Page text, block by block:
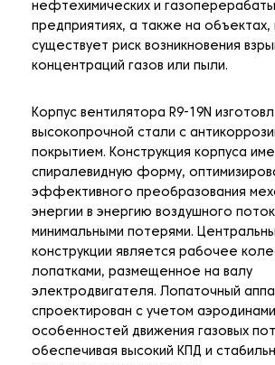
нефтехимических и
предприятиях, а также на объектах,
существует риск возникновения
концентраций газов или пыли.
Корпус вентилятора R9-19N
высокопрочной стали с
покрытием. Конструкция корпуса
спиралевидную форму,
эффективного преобразования
энергии в энергию воздушного
минимальными потерями.
конструкции является рабочее
лопатками, размещенное на валу
электродвигателя. Лопаточный
спроектирован с учетом
особенностей движения газовых
обеспечивая высокий КПД и